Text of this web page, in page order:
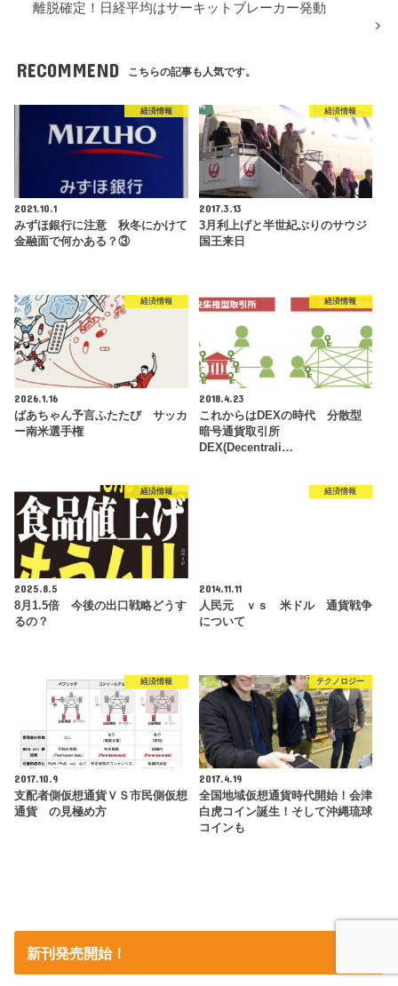
離脱確定！日経平均はサーキットブレーカー発動
RECOMMEND こちらの記事も人気です。
経済情報
2021.10.1
みずほ銀行に注意 秋冬にかけて
金融面で何かある？③
経済情報
2017.3.13
3月利上げと半世紀ぶりのサウジ
国王来日
経済情報
2026.1.16
ばあちゃん予言ふたたび サッカ
ー南米選手権
経済情報
2018.4.23
これからはDEXの時代 分散型
暗号通貨取引所
DEX(Decentrali…
経済情報
2025.8.5
8月1.5倍 今後の出口戦略どうす
るの？
経済情報
2014.11.11
人民元 ｖｓ 米ドル 通貨戦争
について
経済情報
2017.10.9
支配者側仮想通貨ＶＳ市民側仮想
通貨 の見極め方
テクノロジー
2017.4.19
全国地域仮想通貨時代開始！会津
白虎コイン誕生！そして沖縄琉球
コインも
新刊発売開始！